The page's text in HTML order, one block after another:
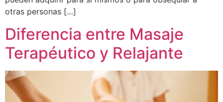
otras personas […]
Diferencia entre Masaje
Terapéutico y Relajante